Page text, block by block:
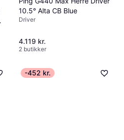
10.5° Alta CB Blue
Driver
4.119 kr.
2 butikker
-452 kr.